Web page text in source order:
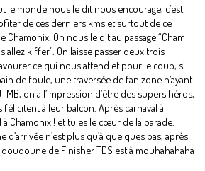
le monde nous le dit nous encourage, c’est
de ces derniers kms et surtout de ce
On nous le dit au passage “Cham
allez kiffer”. On laisse passer deux trois
ce qui nous attend et pour le coup, si
de foule, une traversée de fan zone n’ayant
on a l’impression d’être des supers héros,
à leur balcon. Après carnaval à
à Chamonix ! et tu es le cœur de la parade.
d’arrivée n’est plus qu’à quelques pas, après
de Finisher TDS est à mouhahahaha